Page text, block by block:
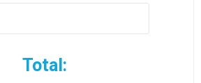
Total: